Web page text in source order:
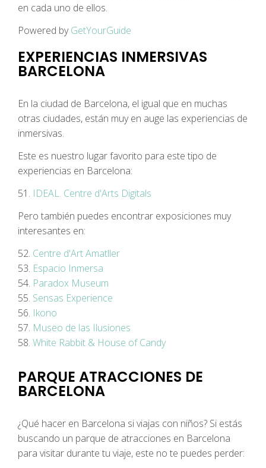
en cada uno de ellos.
Powered byGetYourGuide
EXPERIENCIAS INMERSIVAS
BARCELONA
En la ciudad de Barcelona, el igual que en muchas
otras ciudades, están muy en auge las experiencias de
inmersivas.
Este es nuestro lugar favorito para este tipo de
experiencias en Barcelona:
51. IDEAL. Centre d'Arts Digitals
Pero también puedes encontrar exposiciones muy
interesantes en:
52. Centre d'Art Amatller
53. Espacio Inmersa
54. Paradox Museum
55. Sensas Experience
56. Ikono
57. Museo de las Ilusiones
58. White Rabbit & House of Candy
PARQUE ATRACCIONES DE
BARCELONA
¿Qué hacer en Barcelona si viajas con niños? Si estás
buscando un parque de atracciones en Barcelona
para visitar durante tu viaje, este no te puedes perder: